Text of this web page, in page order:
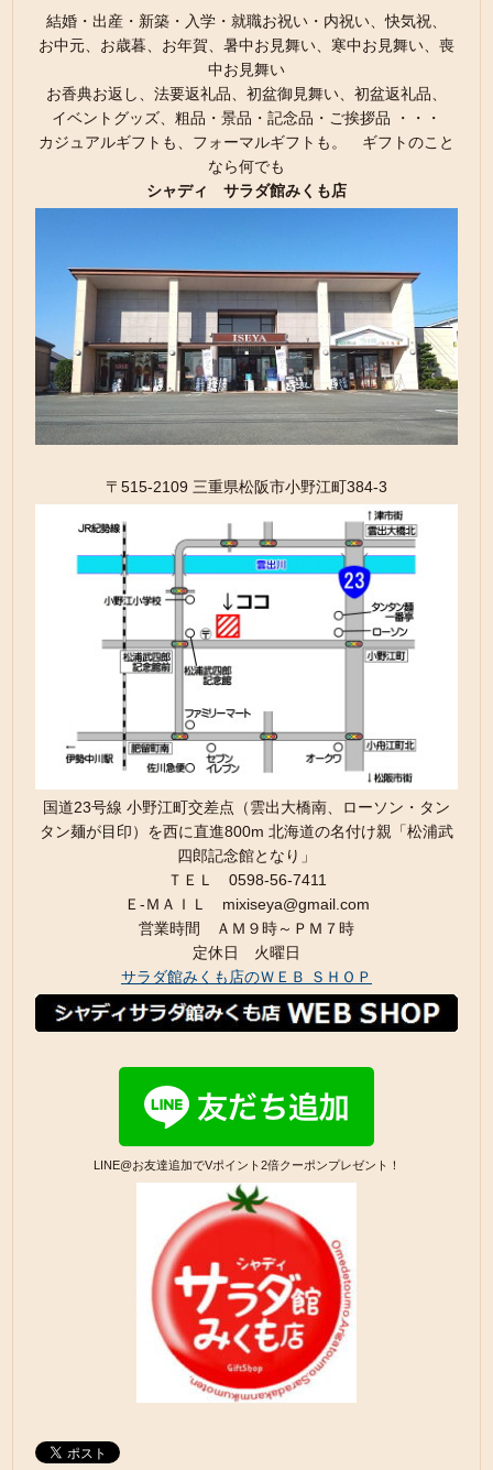
結婚・出産・新築・入学・就職お祝い・内祝い、快気祝、
お中元、お歳暮、お年賀、暑中お見舞い、寒中お見舞い、喪
中お見舞い
お香典お返し、法要返礼品、初盆御見舞い、初盆返礼品、
イベントグッズ、粗品・景品・記念品・ご挨拶品 ・・・
カジュアルギフトも、フォーマルギフトも。 ギフトのこと
なら何でも
シャディ サラダ館みくも店
〒515-2109 三重県松阪市小野江町384-3
国道23号線 小野江町交差点（雲出大橋南、ローソン・タン
タン麺が目印）を西に直進800m 北海道の名付け親「松浦武
四郎記念館となり」
ＴＥＬ 0598-56-7411
Ｅ-ＭＡＩＬ mixiseya@gmail.com
営業時間 ＡＭ９時～ＰＭ７時
定休日 火曜日
サラダ館みくも店のＷＥＢ ＳＨＯＰ
LINE@お友達追加でVポイント2倍クーポンプレゼント！